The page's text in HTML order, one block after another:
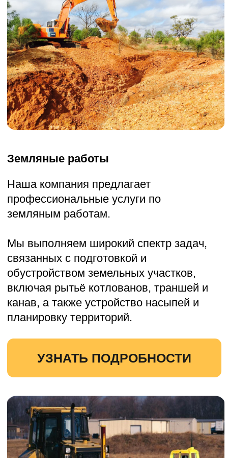
Мы аккуратно и оперативно уберём
опилки, стружку, обрезки досок и другие
отходы древесины с вашей территории.
Затем мы вывезем их на
специализированные полигоны для
утилизации или хранения.
Мы аккуратно и оперативно уберём бой
кирпича с вашей территории, а затем
вывезем его на специализированные
полигоны для утилизации или хранения.
Наши специалисты обладают
необходимыми навыками и опытом для
выполнения работ любой сложности.
УЗНАТЬ ПОДРОБНОСТИ
УЗНАТЬ ПОДРОБНОСТИ